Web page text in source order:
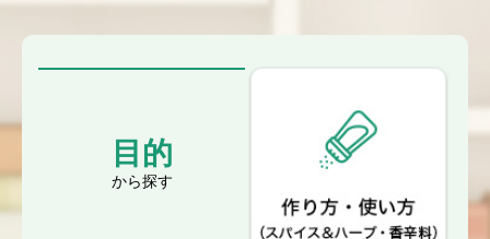
目的
から探す